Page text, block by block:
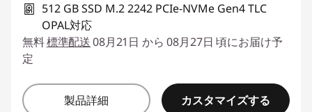
512 GB SSD M.2 2242 PCIe-NVMe Gen4 TLC
OPAL対応
無料標準配送08月21日 から 08月27日 頃にお届け予
定
製品詳細 カスタマイズする